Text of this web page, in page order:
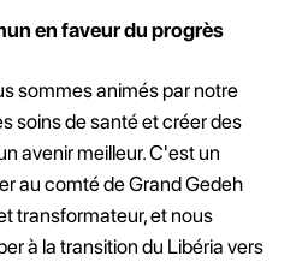
en faveur du progrès
sommes animés par notre
soins de santé et créer des
avenir meilleur. C'est un
au comté de Grand Gedeh
transformateur, et nous
à la transition du Libéria vers